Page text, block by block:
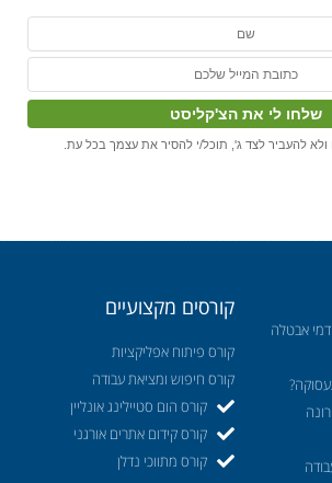
להעביר לצד ג', תוכל/י להסיר את עצמך בכל עת.
אבטלה
קורסים מקצועיים
קורס פיתוח אפליקציות
קורס חיפוש ומציאת עבודה
קורס הום סטיילינג אונליין
קורס קידום אתרים אורגני
קורס מתווכי נדלן